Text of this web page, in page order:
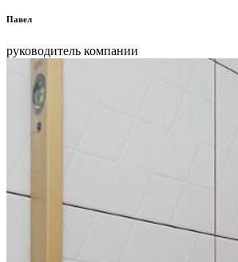
Павел
руководитель компании